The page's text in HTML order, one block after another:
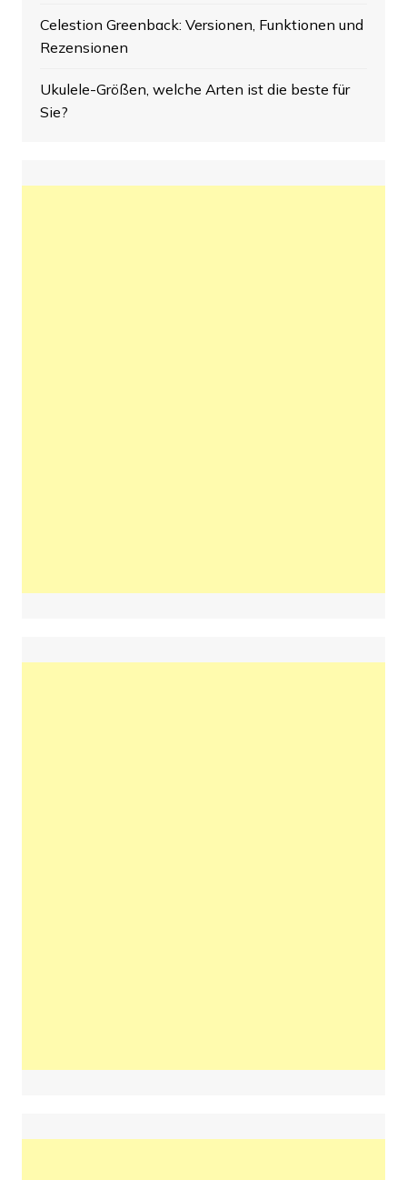
Celestion Greenback: Versionen, Funktionen und
Rezensionen
Ukulele-Größen, welche Arten ist die beste für
Sie?